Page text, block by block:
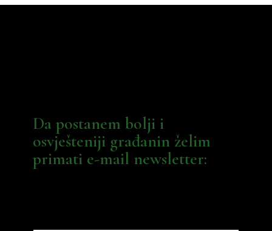
Da postanem bolji i
osvješteniji građanin želim
primati e-mail newsletter: